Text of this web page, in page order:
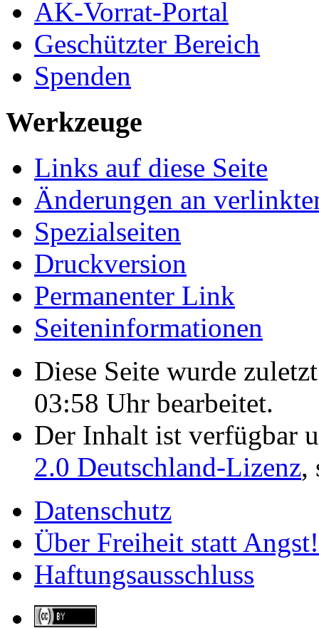
AK-Vorrat-Portal
Geschützter Bereich
Spenden
Werkzeuge
Links auf diese Seite
Änderungen an
Spezialseiten
Druckversion
Permanenter Link
Seiten­­informationen
Diese Seite wurde
03:58 Uhr bearbeitet.
Der Inhalt ist verfügbar
2.0 Deutschland-Lizenz,
Datenschutz
Über Freiheit statt Angst!
Haftungsausschluss